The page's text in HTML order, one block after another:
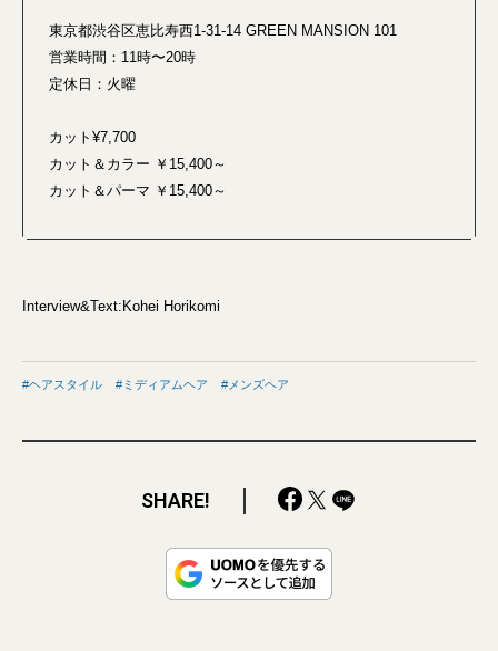
東京都渋谷区恵比寿西1-31-14 GREEN MANSION 101
営業時間：11時〜20時
定休日：火曜
カット¥7,700
カット＆カラー ￥15,400～
カット＆パーマ ￥15,400～
Interview&Text:Kohei Horikomi
ヘアスタイル ミディアムヘア メンズヘア
SHARE!